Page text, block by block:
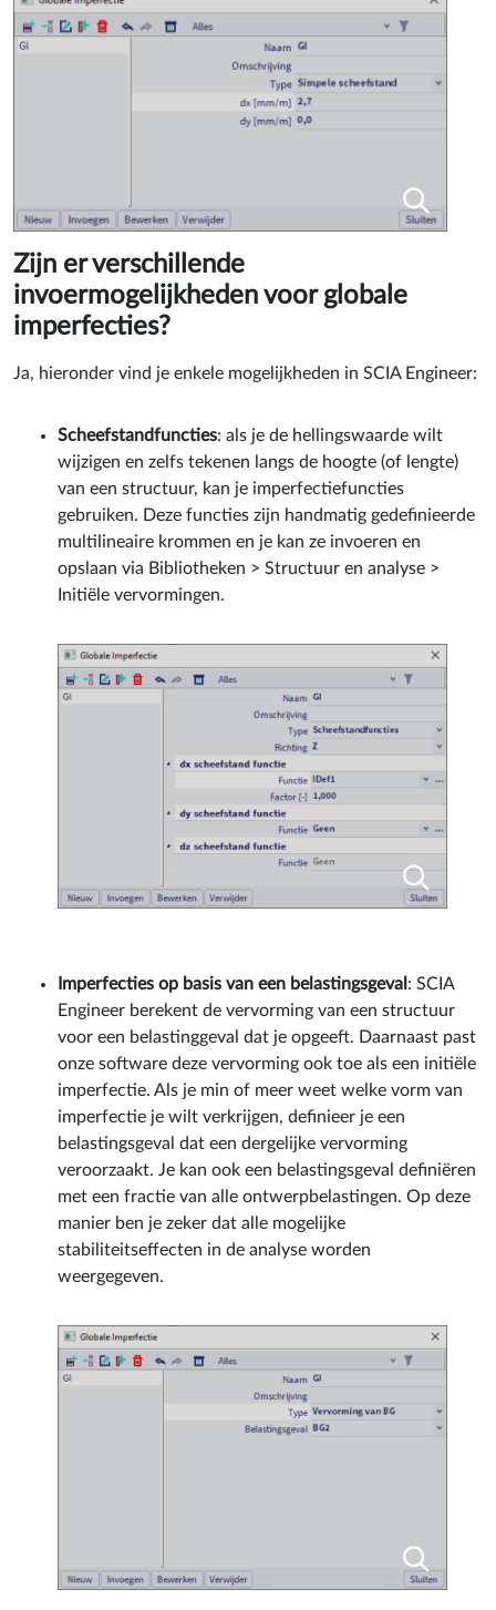
Zijn er verschillende
invoermogelijkheden voor globale
imperfecties?
Ja, hieronder vind je enkele mogelijkheden in SCIA Engineer:
Scheefstandfuncties
: als je de hellingswaarde wilt
wijzigen en zelfs tekenen langs de hoogte (of lengte)
van een structuur, kan je imperfectiefuncties
gebruiken. Deze functies zijn handmatig gedefinieerde
multilineaire krommen en je kan ze invoeren en
opslaan via Bibliotheken > Structuur en analyse >
Initiële vervormingen.
Imperfecties op basis van een belastingsgeval : SCIA
Engineer berekent de vervorming van een structuur
voor een belastinggeval dat je opgeeft. Daarnaast past
onze software deze vervorming ook toe als een initiële
imperfectie. Als je min of meer weet welke vorm van
imperfectie je wilt verkrijgen, definieer je een
belastingsgeval dat een dergelijke vervorming
veroorzaakt. Je kan ook een belastingsgeval definiëren
met een fractie van alle ontwerpbelastingen. Op deze
manier ben je zeker dat alle mogelijke
stabiliteitseffecten in de analyse worden